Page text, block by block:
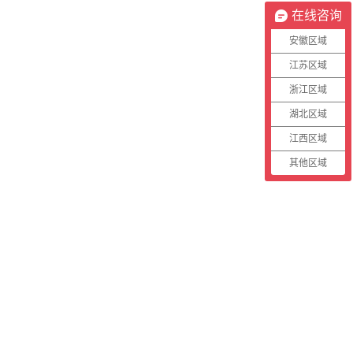
在线咨询
安徽区域
江苏区域
浙江区域
湖北区域
江西区域
其他区域